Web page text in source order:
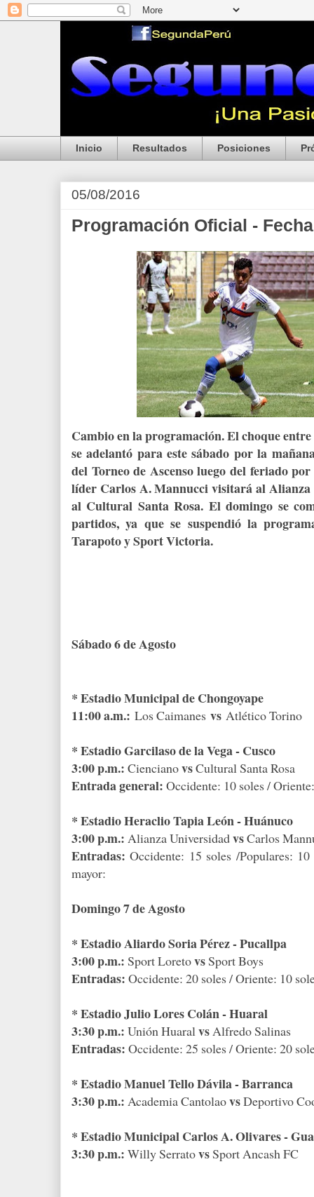
Inicio Resultados Posiciones
05/08/2016
Programación Oficial -
Cambio en la programación. El choque
se adelantó para este sábado por la
del Torneo de Ascenso luego del feriado
líder Carlos A. Mannucci visitará al
al Cultural Santa Rosa. El domingo se
partidos, ya que se suspendió la
Tarapoto y Sport Victoria.
Sábado 6 de Agosto
* Estadio Municipal de Chongoyape
11:00 a.m.: Los Caimanes vs Atlético Torino
* Estadio Garcilaso de la Vega - Cusco
3:00 p.m.: CiencianovsCultural Santa Rosa
Entrada general: Occidente: 10 soles /
* Estadio Heraclio Tapia León - Huánuco
3:00 p.m.: Alianza UniversidadvsCarlos
Entradas:Occidente: 15 soles /Populares:
mayor:
Domingo 7 de Agosto
* Estadio Aliardo Soria Pérez - Pucallpa
3:00 p.m.: Sport LoretovsSport Boys
Entradas: Occidente: 20 soles / Oriente: 10
* Estadio Julio Lores Colán - Huaral
3:30 p.m.: Unión Huaral vs Alfredo Salinas
Entradas: Occidente: 25 soles / Oriente: 20
* Estadio Manuel Tello Dávila - Barranca
3:30 p.m.: Academia CantolaovsDeportivo
* Estadio Municipal Carlos A. Olivares -
3:30 p.m.: Willy SerratovsSport Ancash FC